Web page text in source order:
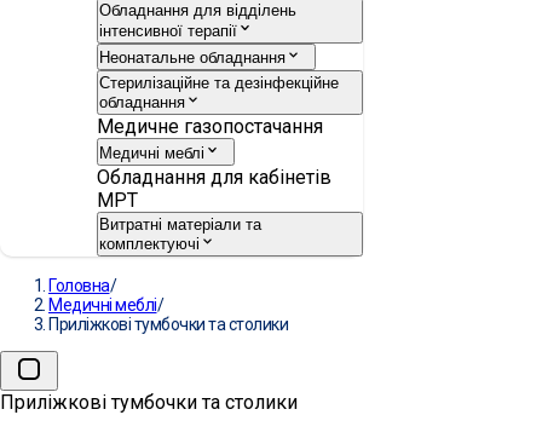
Обладнання для відділень
інтенсивної терапії
Неонатальне обладнання
Стерилізаційне та дезінфекційне
обладнання
Медичне газопостачання
Медичні меблі
Обладнання для кабінетів
МРТ
Витратні матеріали та
комплектуючі
Головна/
Медичні меблі/
Приліжкові тумбочки та столики
Приліжкові тумбочки та столики